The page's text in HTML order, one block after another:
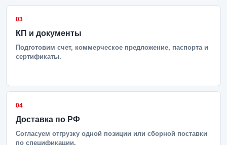
03
КП и документы
Подготовим счет, коммерческое предложение, паспорта и
сертификаты.
04
Доставка по РФ
Согласуем отгрузку одной позиции или сборной поставки
по спецификации.